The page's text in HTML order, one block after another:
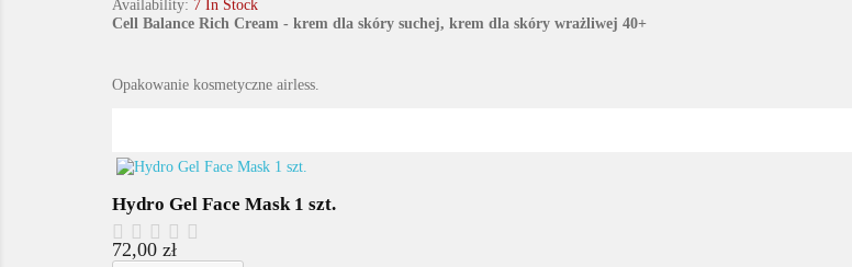
Availability: 7 In Stock
Cell Balance Rich Cream - krem dla skóry suchej, krem dla skóry wrażliwej 40+
Opakowanie kosmetyczne airless.
Hydro Gel Face Mask 1 szt.
Cena
72,00 zł